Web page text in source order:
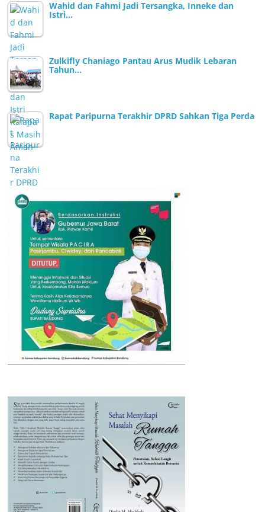
Wahid dan Fahmi Jadi Tersangka, Inneke dan
Istri…
Zulkifly Chaniago Pantau Arus Mudik Lebaran
Tahun…
Rapat Paripurna Terakhir DPRD Sahkan Tiga Perda